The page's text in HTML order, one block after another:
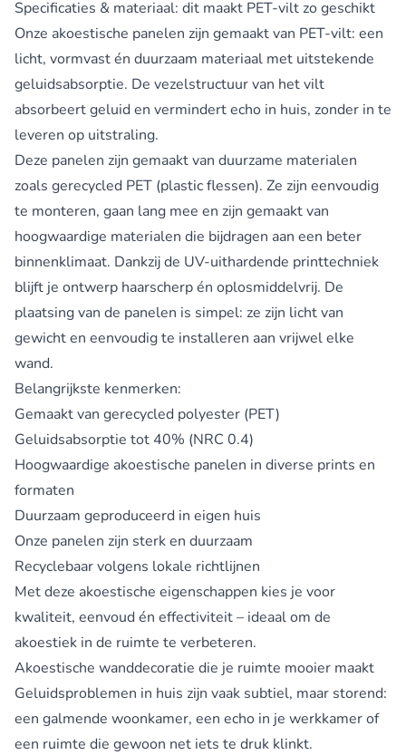
Specificaties & materiaal: dit maakt PET-vilt zo geschikt
Onze akoestische panelen zijn gemaakt van PET-vilt: een
licht, vormvast én duurzaam materiaal met uitstekende
geluidsabsorptie. De vezelstructuur van het vilt
absorbeert geluid en vermindert echo in huis, zonder in te
leveren op uitstraling.
Deze panelen zijn gemaakt van duurzame materialen
zoals gerecycled PET (plastic flessen). Ze zijn eenvoudig
te monteren, gaan lang mee en zijn gemaakt van
hoogwaardige materialen die bijdragen aan een beter
binnenklimaat. Dankzij de UV-uithardende printtechniek
blijft je ontwerp haarscherp én oplosmiddelvrij. De
plaatsing van de panelen is simpel: ze zijn licht van
gewicht en eenvoudig te installeren aan vrijwel elke
wand.
Belangrijkste kenmerken:
Gemaakt van gerecycled polyester (PET)
Geluidsabsorptie tot 40% (NRC 0.4)
Hoogwaardige akoestische panelen in diverse prints en
formaten
Duurzaam geproduceerd in eigen huis
Onze panelen zijn sterk en duurzaam
Recyclebaar volgens lokale richtlijnen
Met deze akoestische eigenschappen kies je voor
kwaliteit, eenvoud én effectiviteit – ideaal om de
akoestiek in de ruimte te verbeteren.
Akoestische wanddecoratie die je ruimte mooier maakt
Geluidsproblemen in huis zijn vaak subtiel, maar storend:
een galmende woonkamer, een echo in je werkkamer of
een ruimte die gewoon net iets te druk klinkt.